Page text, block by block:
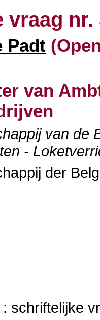
nr.
Padt
van
van de
-
der
: schriftelijke